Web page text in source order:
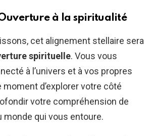
Ouverture à la spiritualité
cet alignement stellaire sera
spirituelle. Vous vous
à l’univers et à vos propres
moment d’explorer votre côté
votre compréhension de
qui vous entoure.